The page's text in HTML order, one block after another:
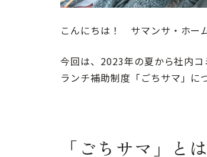
こんにちは！ サマンサ・ホー
今回は、2023年の夏から社内
ランチ補助制度「ごちサマ」に
「ごちサマ」とは